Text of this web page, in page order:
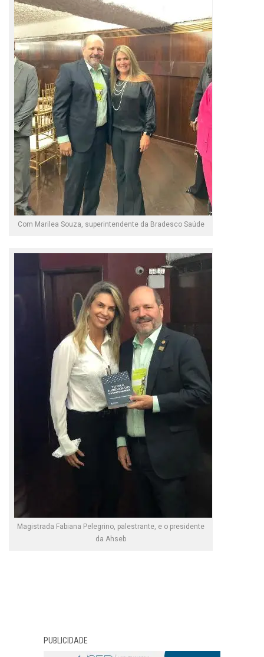
Com Marilea Souza, superintendente da Bradesco Saúde
Magistrada Fabiana Pelegrino, palestrante, e o presidente
da Ahseb
PUBLICIDADE